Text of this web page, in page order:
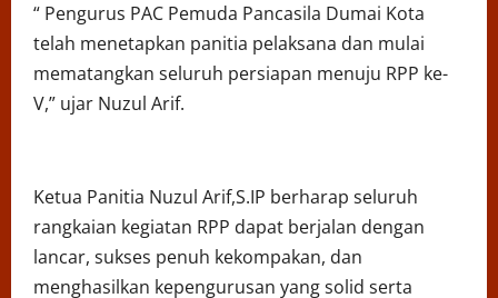
“ Pengurus PAC Pemuda Pancasila Dumai Kota
telah menetapkan panitia pelaksana dan mulai
mematangkan seluruh persiapan menuju RPP ke-
V,” ujar Nuzul Arif.
Ketua Panitia Nuzul Arif,S.IP berharap seluruh
rangkaian kegiatan RPP dapat berjalan dengan
lancar, sukses penuh kekompakan, dan
menghasilkan kepengurusan yang solid serta